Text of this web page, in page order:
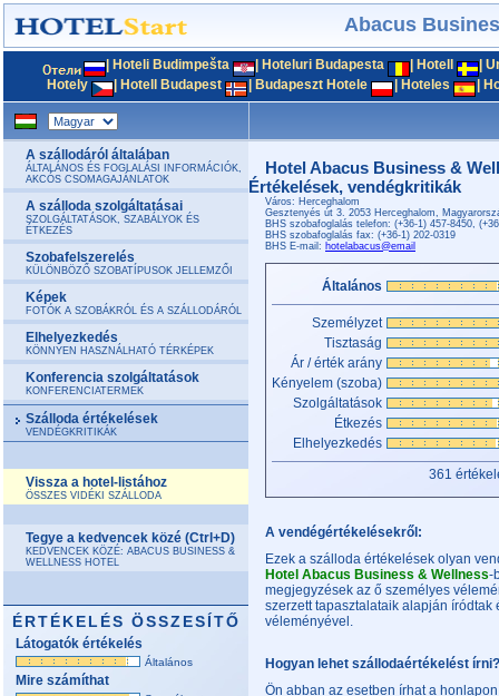
Abacus
Hoteli Budimpešta Hoteluri Budapesta Hotell
Hotely
Hotell Budapest Budapeszt Hotele Hoteles
A szállodáról általában
ÁLTALÁNOS ÉS FOGLALÁSI INFORMÁCIÓK,
AKCÓS CSOMAGAJÁNLATOK
A szálloda szolgáltatásai
SZOLGÁLTATÁSOK, SZABÁLYOK ÉS
ÉTKEZÉS
Szobafelszerelés
KÜLÖNBÖZŐ SZOBATÍPUSOK JELLEMZŐI
Képek
FOTÓK A SZOBÁKRÓL ÉS A SZÁLLODÁRÓL
Elhelyezkedés
KÖNNYEN HASZNÁLHATÓ TÉRKÉPEK
Konferencia szolgáltatások
KONFERENCIATERMEK
Szálloda értékelések
VENDÉGKRITIKÁK
Vissza a hotel-listához
ÖSSZES VIDÉKI SZÁLLODA
Tegye a kedvencek közé (Ctrl+D)
KEDVENCEK KÖZÉ: ABACUS BUSINESS &
WELLNESS HOTEL
ÉRTÉKELÉS ÖSSZESÍTŐ
Látogatók értékelés
Általános
Mire számíthat
Hotel Abacus Business &
Értékelések, vendégkritikák
Város: Herceghalom
Gesztenyés út 3. 2053 Herceghalom,
BHS szobafoglalás telefon: (+36-1) 457-8450,
BHS szobafoglalás fax: (+36-1) 202-0319
BHS E-mail: hotelabacus@email
Általános
Személyzet
Tisztaság
Ár / érték arány
Kényelem (szoba)
Szolgáltatások
Étkezés
Elhelyezkedés
361
A vendégértékelésekről:
Ezek a szálloda értékelések olyan
Hotel Abacus Business & Wellness-
megjegyzések az ő személyes
szerzett tapasztalataik alapján íródtak
véleményével.
Hogyan lehet szállodaértékelést írni?
Ön abban az esetben írhat a